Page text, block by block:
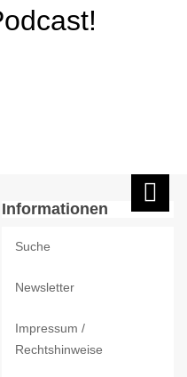
Informationen
Suche
Newsletter
Impressum /
Rechtshinweise